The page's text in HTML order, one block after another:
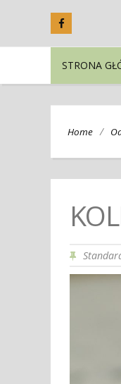
STRONA
Home /